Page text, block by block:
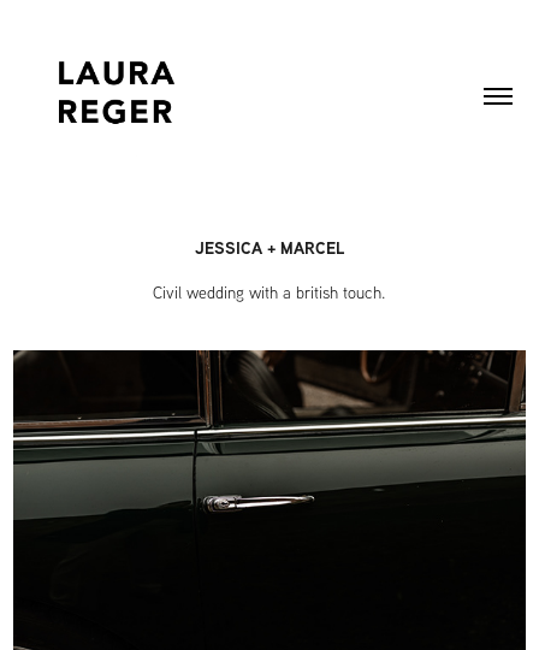
JESSICA + MARCEL
Civil wedding with a british touch.